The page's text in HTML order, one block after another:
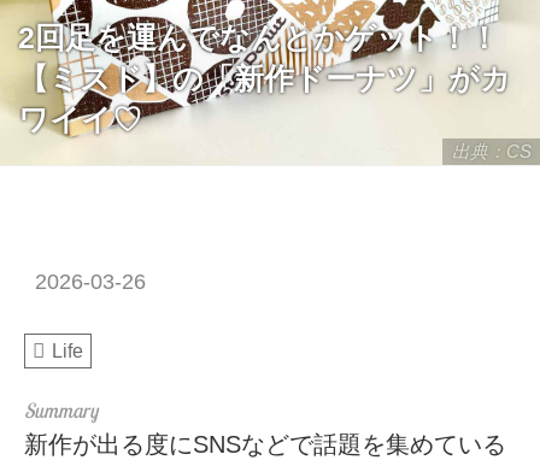
出典：CS
2回足を運んでなんとかゲット！！
【ミスド】の「新作ドーナツ」がカ
ワイイ♡
2026-03-26
Life
新作が出る度にSNSなどで話題を集めている